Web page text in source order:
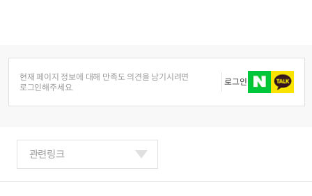
현재 페이지 정보에 대해 만족도 의견을 남기시려면
로그인해주세요.
로그인
관련링크